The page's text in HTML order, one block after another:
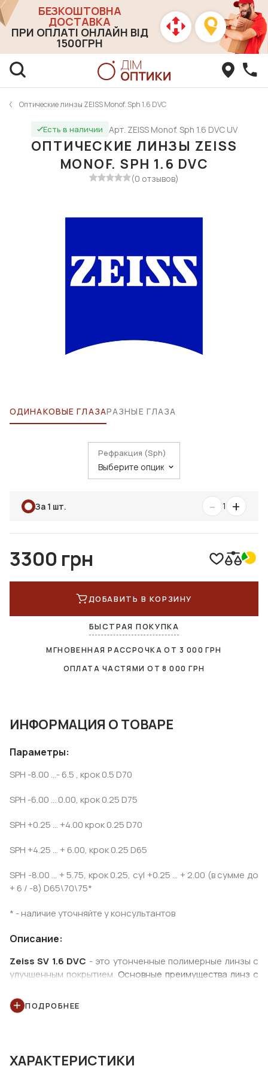
БЕЗКОШТОВНА
ДОСТАВКА
ПРИ ОПЛАТІ ОНЛАЙН ВІД
1500ГРН
Оптические линзы ZEISS Monof. Sph 1.6 DVC
Есть в наличии Арт. ZEISS Monof. Sph 1.6 DVC UV
ОПТИЧЕСКИЕ ЛИНЗЫ ZEISS
MONOF. SPH 1.6 DVC
(0 отзывов)
ОДИНАКОВЫЕ ГЛАЗАРАЗНЫЕ ГЛАЗА
Рефракция (Sph)
За 1 шт. - 1 +
3300 грн
ДОБАВИТЬ В КОРЗИНУ
БЫСТРАЯ ПОКУПКА
МГНОВЕННАЯ РАССРОЧКА ОТ 3 000 ГРН
ОПЛАТА ЧАСТЯМИ ОТ8 000 ГРН
ИНФОРМАЦИЯ О ТОВАРЕ
Параметры:
SPH -8.00 ...- 6.5 , крок 0.5 D70
SPH -6.00 ... 0.00, крок 0.25 D75
SPH +0.25 ... +4.00 крок 0.25 D70
SPH +4.25 ... + 6.00, крок 0.25 D65
SPH -8.00 ... + 5.75, крок 0.25, cyl +0.25 ... + 2.00 (в сумме до
+ 6 / -8) D65\70\75*
* - наличие уточняйте у консультантов
Описание:
Zeiss SV 1.6 DVC - это утонченные полимерные линзы с
улучшенным покрытием. Основные преимущества линз с
:улучшенное многослойное антирефлексное покрытие
с гидрофобным, антистатическим и олеофобными
предыдущее покрытие с зеленым остаточным
рефлексом (LotuTec).
ПОДРОБНЕЕ
ХАРАКТЕРИСТИКИ